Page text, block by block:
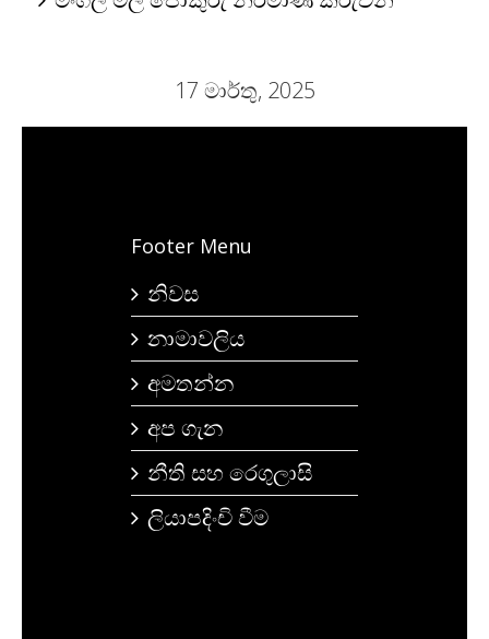
17 මාර්තු, 2025
Footer Menu
නිවස
නාමාවලිය
අමතන්න
අප ගැන
නීති සහ රෙගුලාසි
ලියාපදිංචි වීම